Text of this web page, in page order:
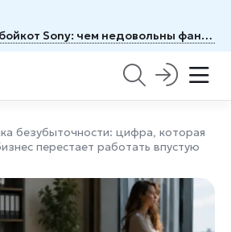
Геймеры объявили бойкот Sony: чем недовольны фанаты PlayStation
безубыточности: цифра, которая
перестает работать впустую